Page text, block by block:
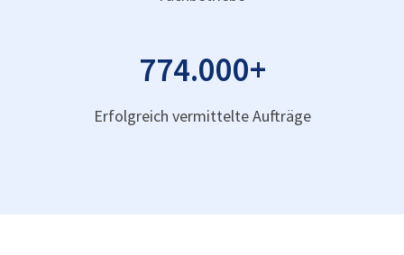
774.000+
Erfolgreich vermittelte Aufträge